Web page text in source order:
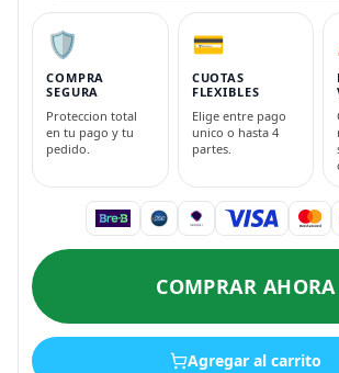
🛡️
COMPRA
SEGURA
Proteccion total
en tu pago y tu
pedido.
💳
CUOTAS
FLEXIBLES
Elige entre pago
unico o hasta 4
partes.
COMPRAR AHORA
Agregar al carrito